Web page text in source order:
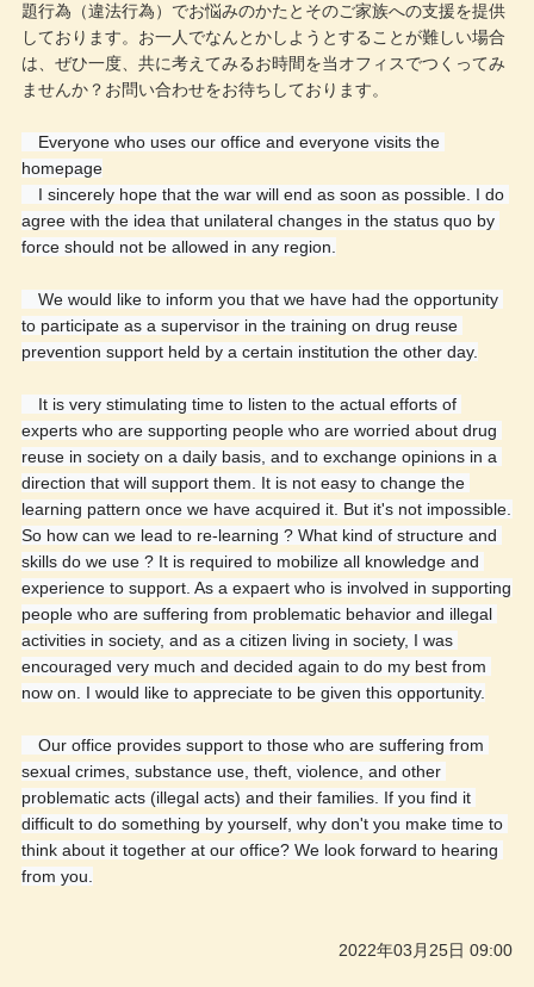
題行為（違法行為）でお悩みのかたとそのご家族への支援を提供
しております。お一人でなんとかしようとすることが難しい場合
は、ぜひ一度、共に考えてみるお時間を当オフィスでつくってみ
ませんか？お問い合わせをお待ちしております。
Everyone who uses our office and everyone visits the
homepage
I sincerely hope that the war will end as soon as possible. I do
agree with the idea that unilateral changes in the status quo by
force should not be allowed in any region.
We would like to inform you that we have had the opportunity
to participate as a supervisor in the training on drug reuse
prevention support held by a certain institution the other day.
It is very stimulating time to listen to the actual efforts of
experts who are supporting people who are worried about drug
reuse in society on a daily basis, and to exchange opinions in a
direction that will support them. It is not easy to change the
learning pattern once we have acquired it. But it's not impossible.
So how can we lead to re-learning ? What kind of structure and
skills do we use ? It is required to mobilize all knowledge and
experience to support. As a expaert who is involved in supporting
people who are suffering from problematic behavior and illegal
activities in society, and as a citizen living in society, I was
encouraged very much and decided again to do my best from
now on. I would like to appreciate to be given this opportunity.
Our office provides support to those who are suffering from
sexual crimes, substance use, theft, violence, and other
problematic acts (illegal acts) and their families. If you find it
difficult to do something by yourself, why don't you make time to
think about it together at our office? We look forward to hearing
from you.
2022年03月25日 09:00